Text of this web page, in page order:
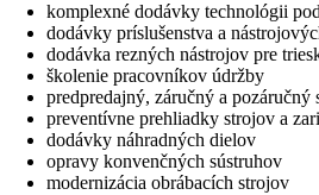
komplexné dodávky technológii
dodávky príslušenstva a
dodávka rezných nástrojov pre
školenie pracovníkov údržby
predpredajný, záručný a pozáručný
preventívne prehliadky strojov a
dodávky náhradných dielov
opravy konvenčných sústruhov
modernizácia obrábacích strojov